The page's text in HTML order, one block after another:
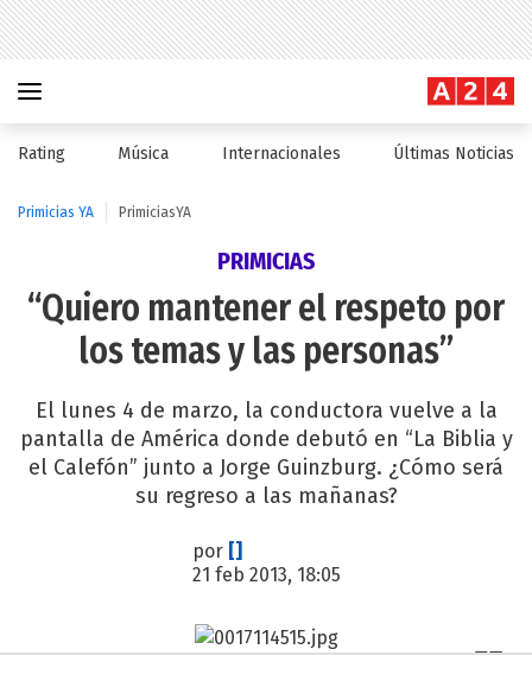
Rating Música Internacionales Últimas Noticias
Primicias YA PrimiciasYA
PRIMICIAS
“Quiero mantener el respeto por
los temas y las personas”
El lunes 4 de marzo, la conductora vuelve a la
pantalla de América donde debutó en “La Biblia y
el Calefón” junto a Jorge Guinzburg. ¿Cómo será
su regreso a las mañanas?
por []
21 feb 2013, 18:05